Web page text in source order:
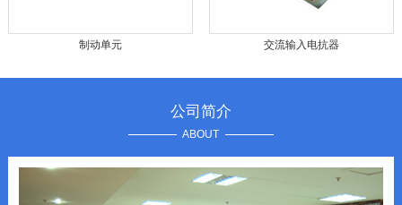
制动单元 交流输入电抗器
公司简介
ABOUT